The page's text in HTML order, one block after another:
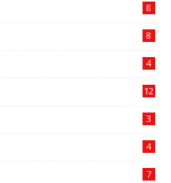
8
8
4
12
3
4
7